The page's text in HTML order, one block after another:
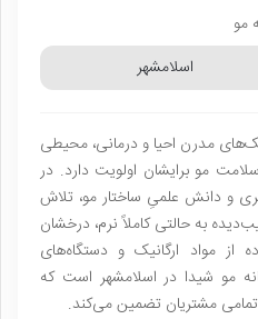
مو
اسلامشهر
مدرن احیا و درمانی، محیطی
مو برایشان اولویت دارد. در
و دانش علمیِ ساختار مو، تلاش
به حالتی کاملاً نرم، درخشان
از مواد ارگانیک و دستگاه‌های
مو شیدا در اسلامشهر است که
تمامی مشتریان تضمین می‌کند.